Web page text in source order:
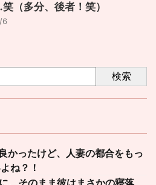
（多分、後者！笑）
6
検索
かったけど、人妻の都合をもっ
ね？！
、そのまま彼はまさかの寝落